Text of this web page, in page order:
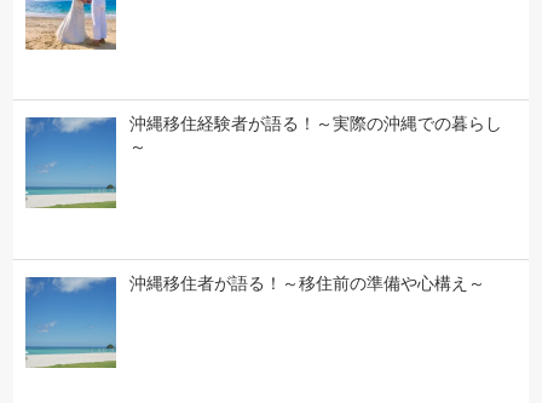
沖縄移住経験者が語る！～実際の沖縄での暮らし
～
沖縄移住者が語る！～移住前の準備や心構え～